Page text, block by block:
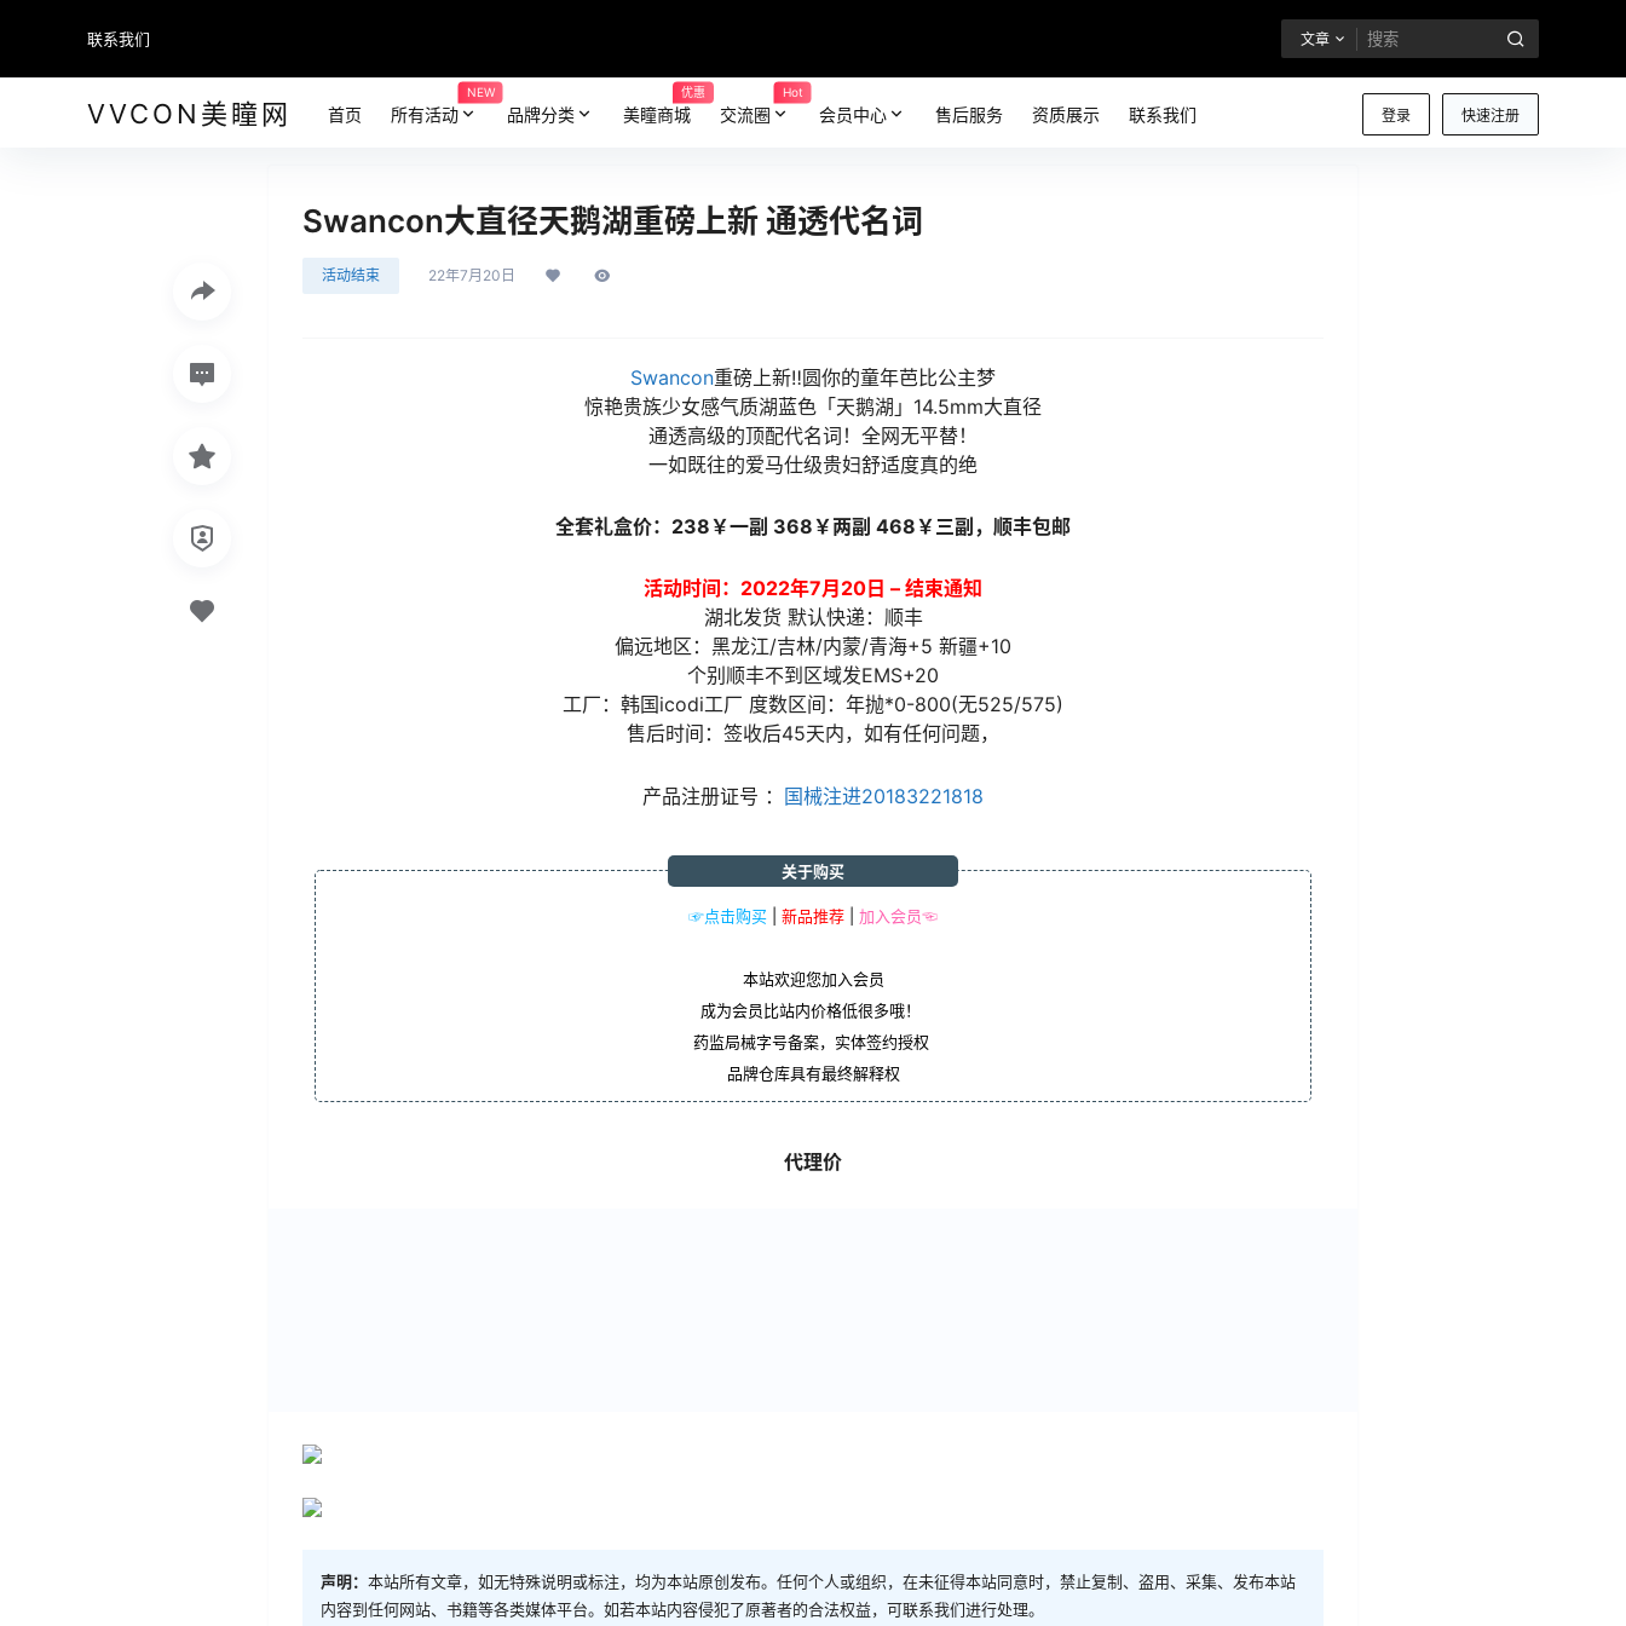
联系我们 文章
VVCON美瞳网 登录 快速注册
首页 所有活动
NEW
品牌分类 美瞳商城
优惠
交流圈
Hot
会员中心 售后服务 资质展示 联系我们
Swancon大直径天鹅湖重磅上新 通透代名词
活动结束 22年7月20日
Swancon重磅上新‼圆你的童年芭比公主梦
惊艳贵族少女感气质湖蓝色「天鹅湖」14.5mm大直径
通透高级的顶配代名词！全网无平替！
一如既往的爱马仕级贵妇舒适度真的绝
全套礼盒价：238￥一副 368￥两副 468￥三副，顺丰包邮
活动时间：2022年7月20日 – 结束通知
湖北发货 默认快递：顺丰
偏远地区：黑龙江/吉林/内蒙/青海+5 新疆+10
个别顺丰不到区域发EMS+20
工厂：韩国icodi工厂 度数区间：年抛*0-800(无525/575)
售后时间：签收后45天内，如有任何问题，
产品注册证号 ： 国械注进20183221818
☞点击购买 新品推荐 加入会员☜
关于购买
本站欢迎您加入会员
成为会员比站内价格低很多哦！
药监局械字号备案，实体签约授权
品牌仓库具有最终解释权
代理价
声明： 本站所有文章，如无特殊说明或标注，均为本站原创发布。任何个人或组织，在未征得本站同意时，禁止复制、盗用、采集、发布本站
内容到任何网站、书籍等各类媒体平台。如若本站内容侵犯了原著者的合法权益，可联系我们进行处理。